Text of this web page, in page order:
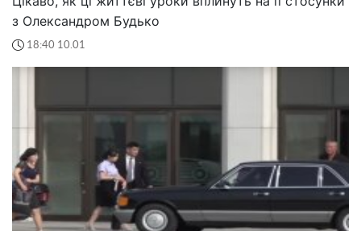
з Олександром Будько
18:40 10.01